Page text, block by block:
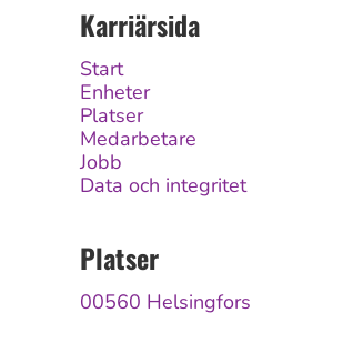
Karriärsida
Start
Enheter
Platser
Medarbetare
Jobb
Data och integritet
Platser
00560 Helsingfors